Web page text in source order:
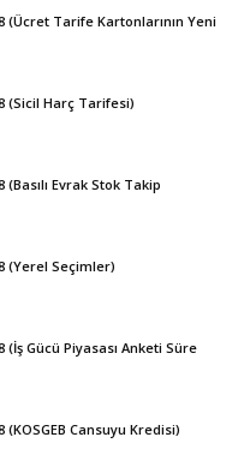
(Ücret Tarife Kartonlarının Yeni
(Sicil Harç Tarifesi)
(Basılı Evrak Stok Takip
(Yerel Seçimler)
(İş Gücü Piyasası Anketi Süre
(KOSGEB Cansuyu Kredisi)